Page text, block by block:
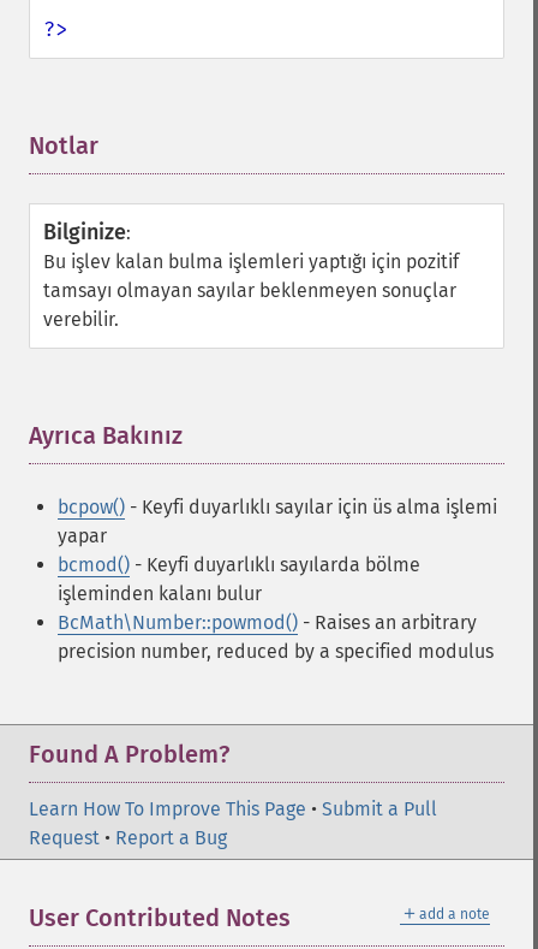
?>
Notlar
Bilginize:
Bu işlev kalan bulma işlemleri yaptığı için pozitif
tamsayı olmayan sayılar beklenmeyen sonuçlar
verebilir.
Ayrıca Bakınız
bcpow() - Keyfi duyarlıklı sayılar için üs alma işlemi
yapar
bcmod() - Keyfi duyarlıklı sayılarda bölme
işleminden kalanı bulur
BcMath\Number::powmod() - Raises an arbitrary
precision number, reduced by a specified modulus
Found A Problem?
Learn How To Improve This Page • Submit a Pull
Request • Report a Bug
＋ add a note
User Contributed Notes